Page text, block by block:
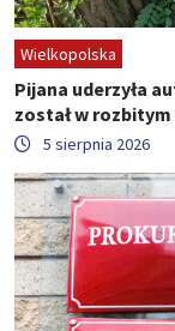
Wielkopolska
Pijana uderzyła
został w
5 sierpnia 2026